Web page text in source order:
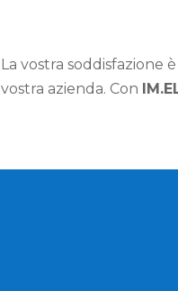
La vostra soddisfazione
vostra azienda. Con